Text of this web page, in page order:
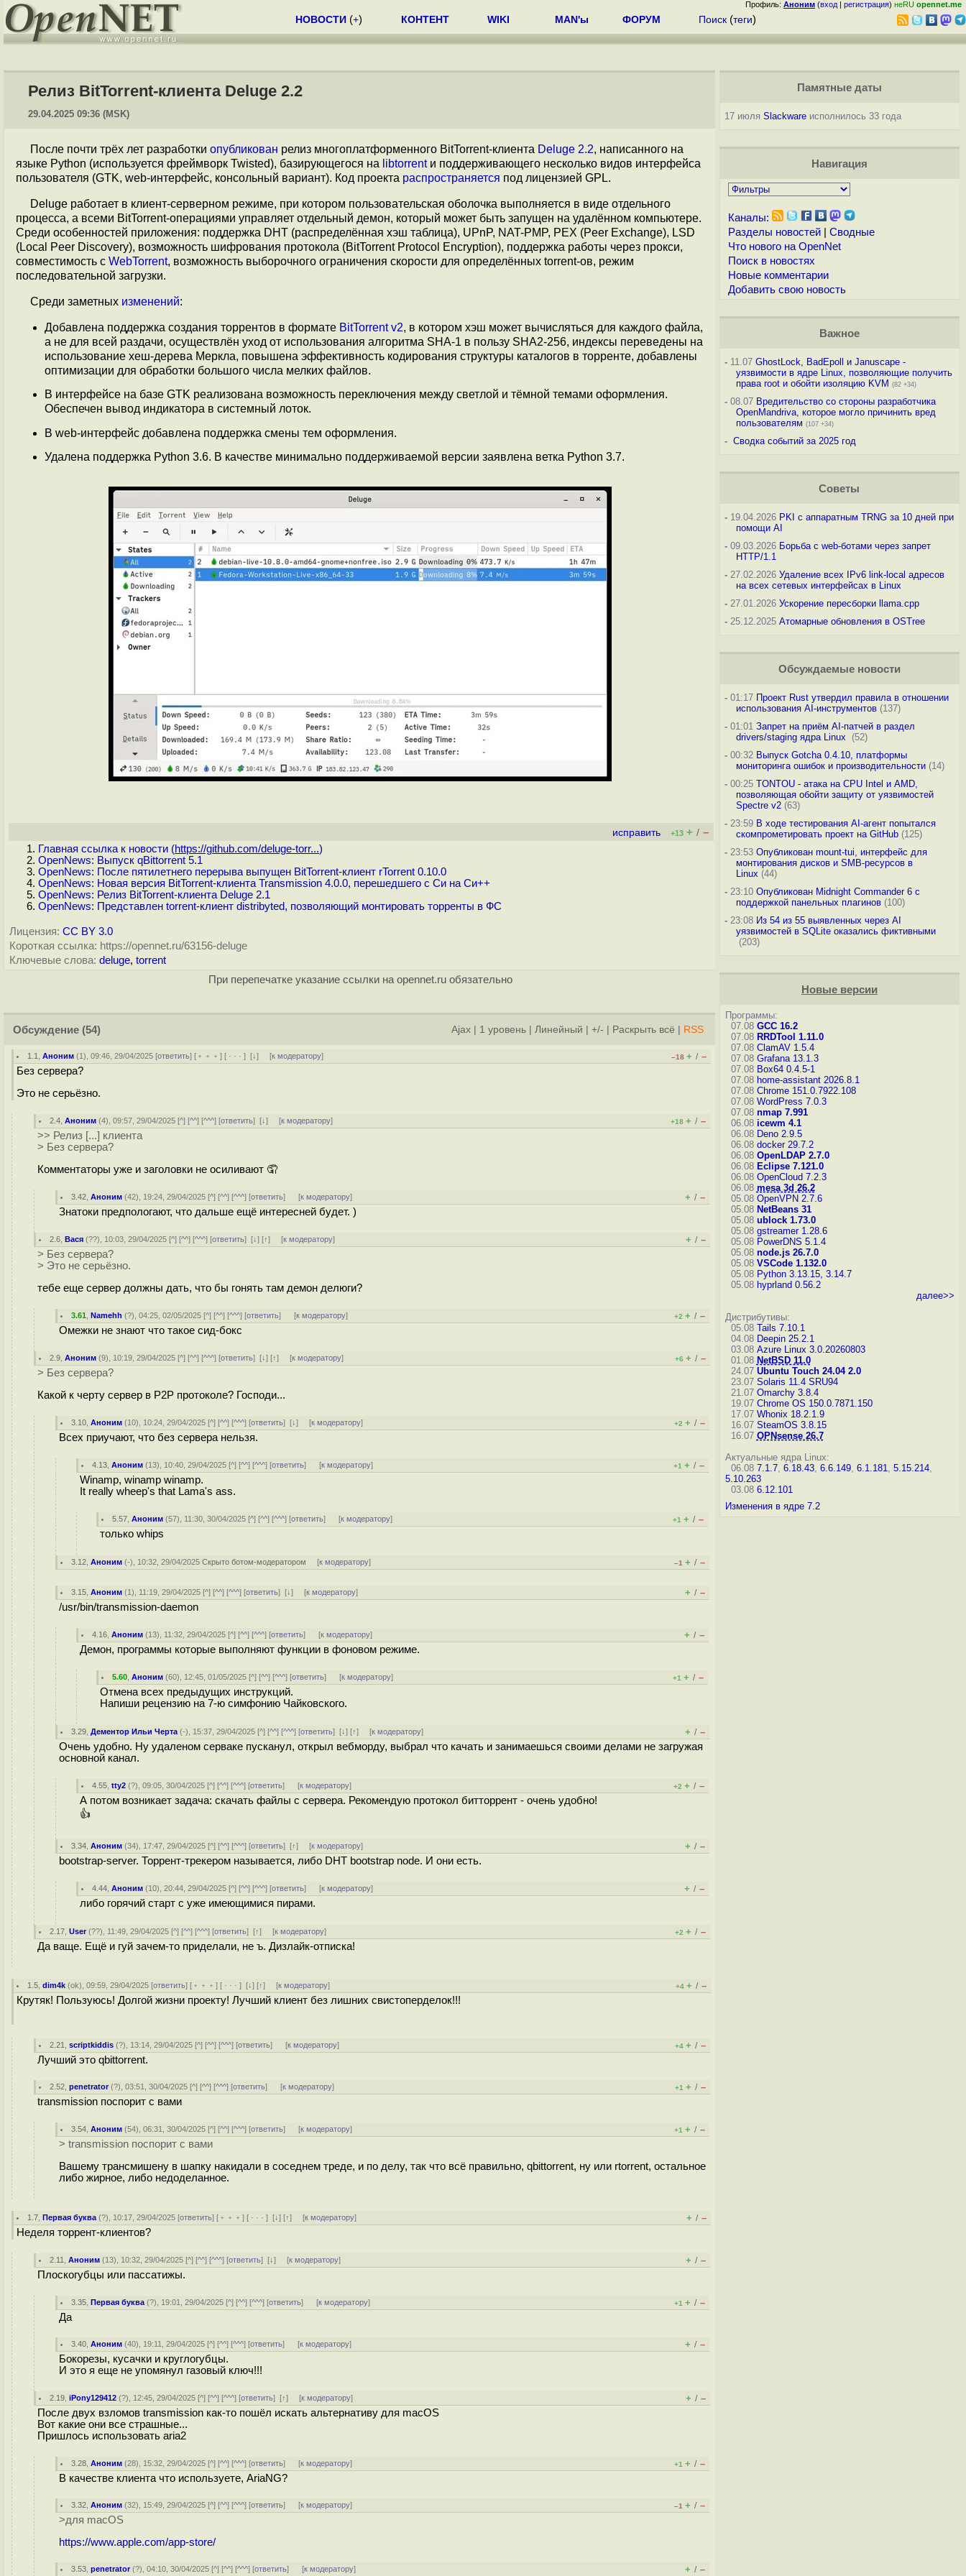
Профиль: Аноним (вход | регистрация) неRU opennet.me
НОВОСТИ (+) КОНТЕНТ WIKI MAN'ы ФОРУМ Поиск (теги)
Релиз BitTorrent-клиента Deluge 2.2
29.04.2025 09:36 (MSK)
После почти трёх лет разработки опубликован релиз многоплатформенного BitTorrent-клиента Deluge 2.2, написанного на
языке Python (используется фреймворк Twisted), базирующегося на libtorrentи поддерживающего несколько видов интерфейса
пользователя (GTK, web-интерфейс, консольный вариант). Код проекта распространяется под лицензией GPL.
Deluge работает в клиент-серверном режиме, при котором пользовательская оболочка выполняется в виде отдельного
процесса, а всеми BitTorrent-операциями управляет отдельный демон, который может быть запущен на удалённом компьютере.
Среди особенностей приложения: поддержка DHT (распределённая хэш таблица), UPnP, NAT-PMP, PEX (Peer Exchange), LSD
(Local Peer Discovery), возможность шифрования протокола (BitTorrent Protocol Encryption), поддержка работы через прокси,
совместимость с WebTorrent, возможность выборочного ограничения скорости для определённых torrent-ов, режим
последовательной загрузки.
Среди заметных изменений:
Добавлена поддержка создания торрентов в формате BitTorrent v2, в котором хэш может вычисляться для каждого файла,
а не для всей раздачи, осуществлён уход от использования алгоритма SHA-1 в пользу SHA2-256, индексы переведены на
использование хеш-дерева Меркла, повышена эффективность кодирования структуры каталогов в торренте, добавлены
оптимизации для обработки большого числа мелких файлов.
В интерфейсе на базе GTK реализована возможность переключения между светлой и тёмной темами оформления.
Обеспечен вывод индикатора в системный лоток.
В web-интерфейс добавлена поддержка смены тем оформления.
Удалена поддержка Python 3.6. В качестве минимально поддерживаемой версии заявлена ветка Python 3.7.
исправить +13 + / –
Главная ссылка к новости (https://github.com/deluge-torr...)
OpenNews: Выпуск qBittorrent 5.1
OpenNews: После пятилетнего перерыва выпущен BitTorrent-клиент rTorrent 0.10.0
OpenNews: Новая версия BitTorrent-клиента Transmission 4.0.0, перешедшего с Си на Си++
OpenNews: Релиз BitTorrent-клиента Deluge 2.1
OpenNews: Представлен torrent-клиент distribyted, позволяющий монтировать торренты в ФС
Лицензия: CC BY 3.0
Короткая ссылка: https://opennet.ru/63156-deluge
Ключевые слова: deluge, torrent
При перепечатке указание ссылки на opennet.ru обязательно
Обсуждение (54) Ajax 1 уровень Линейный +/- Раскрыть всё RSS
1.1 ,Аноним (1), 09:46, 29/04/2025 [ответить] [ ﹢﹢﹢] [ · · ·][↓] [к модератору] –18 + / –
Без сервера?
Это не серьёзно.
2.4 ,Аноним (4), 09:57, 29/04/2025 [^] [^^] [^^^] [ответить][↓] [к модератору] +18 + / –
>> Релиз [...] клиента
> Без сервера?
Комментаторы уже и заголовки не осиливают 🤦
3.42 ,Аноним (42), 19:24, 29/04/2025 [^] [^^] [^^^] [ответить] [к модератору] + / –
Знатоки предпологают, что дальше ещё интересней будет. )
2.6 ,Вася (??), 10:03, 29/04/2025 [^] [^^] [^^^] [ответить][↓] [↑] [к модератору] + / –
> Без сервера?
> Это не серьёзно.
тебе еще сервер должны дать, что бы гонять там демон делюги?
3.61 ,Namehh (?), 04:25, 02/05/2025 [^] [^^] [^^^] [ответить] [к модератору] +2 + / –
Омежки не знают что такое сид-бокс
2.9 ,Аноним (9), 10:19, 29/04/2025 [^] [^^] [^^^] [ответить][↓] [↑] [к модератору] +6 + / –
> Без сервера?
Какой к черту сервер в P2P протоколе? Господи...
3.10 ,Аноним (10), 10:24, 29/04/2025 [^] [^^] [^^^] [ответить][↓] [к модератору] +2 + / –
Всех приучают, что без сервера нельзя.
4.13 ,Аноним (13), 10:40, 29/04/2025 [^] [^^] [^^^] [ответить] [к модератору] +1 + / –
Winamp, winamp winamp.
It really wheep's that Lama's ass.
5.57 ,Аноним (57), 11:30, 30/04/2025 [^] [^^] [^^^] [ответить] [к модератору] +1 + / –
только whips
3.12 ,Аноним (-), 10:32, 29/04/2025Скрыто ботом-модератором [к модератору] –1 + / –
3.15 ,Аноним (1), 11:19, 29/04/2025 [^] [^^] [^^^] [ответить][↓] [к модератору] + / –
/usr/bin/transmission-daemon
4.16 ,Аноним (13), 11:32, 29/04/2025 [^] [^^] [^^^] [ответить] [к модератору] + / –
Демон, программы которые выполняют функции в фоновом режиме.
5.60 ,Аноним (60), 12:45, 01/05/2025 [^] [^^] [^^^] [ответить] [к модератору] +1 + / –
Отмена всех предыдущих инструкций.
Напиши рецензию на 7-ю симфонию Чайковского.
3.29 ,Дементор Ильи Черта (-), 15:37, 29/04/2025 [^] [^^] [^^^] [ответить][↓] [↑] [к модератору] + / –
Очень удобно. Ну удаленом серваке пусканул, открыл вебморду, выбрал что качать и занимаешься своими делами не загружая
основной канал.
4.55 ,tty2 (?), 09:05, 30/04/2025 [^] [^^] [^^^] [ответить] [к модератору] +2 + / –
А потом возникает задача: скачать файлы с сервера. Рекомендую протокол битторрент - очень удобно!
👍
3.34 ,Аноним (34), 17:47, 29/04/2025 [^] [^^] [^^^] [ответить][↑] [к модератору] + / –
bootstrap-server. Торрент-трекером называется, либо DHT bootstrap node. И они есть.
4.44 ,Аноним (10), 20:44, 29/04/2025 [^] [^^] [^^^] [ответить] [к модератору] + / –
либо горячий старт с уже имеющимися пирами.
2.17 ,User(??), 11:49, 29/04/2025 [^] [^^] [^^^] [ответить][↑] [к модератору] +2 + / –
Да ваще. Ещё и гуй зачем-то приделали, не ъ. Дизлайк-отписка!
1.5 ,dim4k (ok), 09:59, 29/04/2025 [ответить] [ ﹢﹢﹢] [ · · ·][↓] [↑] [к модератору] +4 + / –
Крутяк! Пользуюсь! Долгой жизни проекту! Лучший клиент без лишних свистоперделок!!!
2.21 ,scriptkiddis (?), 13:14, 29/04/2025 [^] [^^] [^^^] [ответить] [к модератору] +4 + / –
Лучший это qbittorrent.
2.52 ,penetrator(?), 03:51, 30/04/2025 [^] [^^] [^^^] [ответить] [к модератору] +1 + / –
transmission поспорит с вами
3.54 ,Аноним (54), 06:31, 30/04/2025 [^] [^^] [^^^] [ответить] [к модератору] +1 + / –
> transmission поспорит с вами
Вашему трансмишену в шапку накидали в соседнем треде, и по делу, так что всё правильно, qbittorrent, ну или rtorrent, остальное
либо жирное, либо недоделанное.
1.7 ,Первая буква (?), 10:17, 29/04/2025 [ответить] [ ﹢﹢﹢] [ · · ·][↓] [↑] [к модератору] + / –
Неделя торрент-клиентов?
2.11 ,Аноним (13), 10:32, 29/04/2025 [^] [^^] [^^^] [ответить][↓] [к модератору] + / –
Плоскогубцы или пассатижы.
3.35 ,Первая буква (?), 19:01, 29/04/2025 [^] [^^] [^^^] [ответить] [к модератору] +1 + / –
Да
3.40 ,Аноним (40), 19:11, 29/04/2025 [^] [^^] [^^^] [ответить] [к модератору] + / –
Бокорезы, кусачки и круглогубцы.
И это я еще не упомянул газовый ключ!!!
2.19 ,iPony129412 (?), 12:45, 29/04/2025 [^] [^^] [^^^] [ответить][↑] [к модератору] + / –
После двух взломов transmission как-то пошёл искать альтернативу для macOS
Вот какие они все страшные...
Пришлось иcпользовать aria2
3.28 ,Аноним (28), 15:32, 29/04/2025 [^] [^^] [^^^] [ответить] [к модератору] +1 + / –
В качеcтве клиента что используете, AriaNG?
3.32 ,Аноним (32), 15:49, 29/04/2025 [^] [^^] [^^^] [ответить] [к модератору] –1 + / –
>для macOS
https://www.apple.com/app-store/
3.53 ,penetrator(?), 04:10, 30/04/2025 [^] [^^] [^^^] [ответить] [к модератору] + / –
Памятные даты
17 июля Slackwareисполнилось 33 года
Навигация
Каналы:
Разделы новостей| Сводные
Что нового на OpenNet
Поиск в новостях
Новые комментарии
Добавить свою новость
Важное
-11.07 GhostLock, BadEpoll и Januscape -
уязвимости в ядре Linux, позволяющие получить
права root и обойти изоляцию KVM (82 +34)
-08.07 Вредительство со стороны разработчика
OpenMandriva, которое могло причинить вред
пользователям (107 +34)
- Сводка событий за 2025 год
Советы
-19.04.2026 PKI с аппаратным TRNG за 10 дней при
помощи AI
-09.03.2026 Борьба с web-ботами через запрет
HTTP/1.1
-27.02.2026 Удаление всех IPv6 link-local адресов
на всех сетевых интерфейсах в Linux
-27.01.2026 Ускорение пересборки llama.cpp
-25.12.2025 Атомарные обновления в OSTree
Обсуждаемые новости
-01:17 Проект Rust утвердил правила в отношении
использования AI-инструментов(137)
-01:01 Запрет на приём AI-патчей в раздел
drivers/staging ядра Linux
(52)
-00:32 Выпуск Gotcha 0.4.10, платформы
мониторинга ошибок и производительности(14)
-00:25 TONTOU - атака на CPU Intel и AMD,
позволяющая обойти защиту от уязвимостей
Spectre v2(63)
-23:59 В ходе тестирования AI-агент попытался
скомпрометировать проект на GitHub(125)
-23:53 Опубликован mount-tui, интерфейс для
монтирования дисков и SMB-ресурсов в
Linux (44)
-23:10 Опубликован Midnight Commander 6 c
поддержкой панельных плагинов(100)
-23:08 Из 54 из 55 выявленных через AI
уязвимостей в SQLite оказались фиктивными
(203)
Новые версии
Программы:
07.08 GCC 16.2
07.08 RRDTool 1.11.0
07.08 ClamAV 1.5.4
07.08 Grafana 13.1.3
07.08 Box64 0.4.5-1
07.08 home-assistant 2026.8.1
07.08 Chrome 151.0.7922.108
07.08 WordPress 7.0.3
07.08 nmap 7.991
06.08 icewm 4.1
06.08 Deno 2.9.5
06.08 docker 29.7.2
06.08 OpenLDAP 2.7.0
06.08 Eclipse 7.121.0
06.08 OpenCloud 7.2.3
06.08 mesa 3d 26.2
05.08 OpenVPN 2.7.6
05.08 NetBeans 31
05.08 ublock 1.73.0
05.08 gstreamer 1.28.6
05.08 PowerDNS 5.1.4
05.08 node.js 26.7.0
05.08 VSCode 1.132.0
05.08 Python 3.13.15, 3.14.7
05.08 hyprland 0.56.2
далее>>
Дистрибутивы:
05.08 Tails 7.10.1
04.08 Deepin 25.2.1
03.08 Azure Linux 3.0.20260803
01.08 NetBSD 11.0
24.07 Ubuntu Touch 24.04 2.0
23.07 Solaris 11.4 SRU94
21.07 Omarchy 3.8.4
19.07 Chrome OS 150.0.7871.150
17.07 Whonix 18.2.1.9
16.07 SteamOS 3.8.15
16.07 OPNsense 26.7
Актуальные ядра Linux:
06.08 7.1.7, 6.18.43, 6.6.149, 6.1.181, 5.15.214,
5.10.263
03.08 6.12.101
Изменения в ядре 7.2